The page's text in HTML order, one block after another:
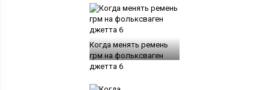
Когда менять ремень
грм на фольксваген
джетта 6